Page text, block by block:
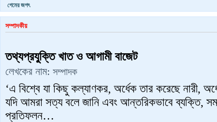
গেমের জগৎ
সম্পাদকীয়
তথ্যপ্রযু্ক্তি খাত ও আগামী বাজেট
লেখকের নাম: সম্পাদক
‘এ বিশ্বে যা কিছু কল্যাণকর, অর্ধেক তার করেছে নারী,
যদি আমরা সত্য বলে জানি এবং আন্তরিকভাবে ব্যক্তি,
প্রতিফলন…